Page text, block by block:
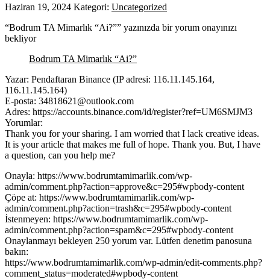
Haziran 19, 2024 Kategori: Uncategorized
“Bodrum TA Mimarlık “Ai?”” yazınızda bir yorum onayınızı
bekliyor
Bodrum TA Mimarlık “Ai?”
Yazar: Pendaftaran Binance (IP adresi: 116.11.145.164,
116.11.145.164)
E-posta: 34818621@outlook.com
Adres: https://accounts.binance.com/id/register?ref=UM6SMJM3
Yorumlar:
Thank you for your sharing. I am worried that I lack creative ideas.
It is your article that makes me full of hope. Thank you. But, I have
a question, can you help me?
Onayla: https://www.bodrumtamimarlik.com/wp-
admin/comment.php?action=approve&c=295#wpbody-content
Çöpe at: https://www.bodrumtamimarlik.com/wp-
admin/comment.php?action=trash&c=295#wpbody-content
İstenmeyen: https://www.bodrumtamimarlik.com/wp-
admin/comment.php?action=spam&c=295#wpbody-content
Onaylanmayı bekleyen 250 yorum var. Lütfen denetim panosuna
bakın:
https://www.bodrumtamimarlik.com/wp-admin/edit-comments.php?
comment_status=moderated#wpbody-content